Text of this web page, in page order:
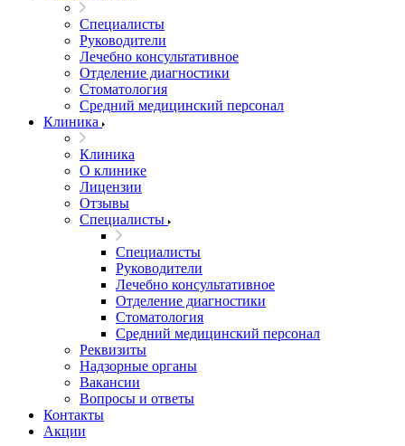
Специалисты
Руководители
Лечебно консультативное
Отделение диагностики
Стоматология
Средний медицинский персонал
Клиника
Клиника
О клинике
Лицензии
Отзывы
Специалисты
Специалисты
Руководители
Лечебно консультативное
Отделение диагностики
Стоматология
Средний медицинский персонал
Реквизиты
Надзорные органы
Вакансии
Вопросы и ответы
Контакты
Акции